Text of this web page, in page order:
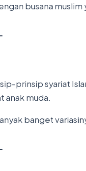
busana
prinsip syariat
anak muda.
banget